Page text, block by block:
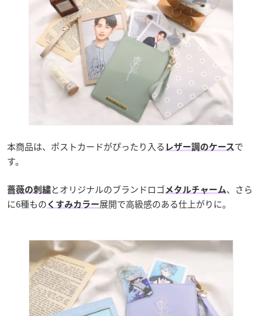
本商品は、ポストカードがぴったり入る レザー調のケース で
す。
薔薇の刺繍とオリジナルのブランドロゴ メタルチャーム、さら
に6種もの くすみカラー展開で高級感のある仕上がりに。